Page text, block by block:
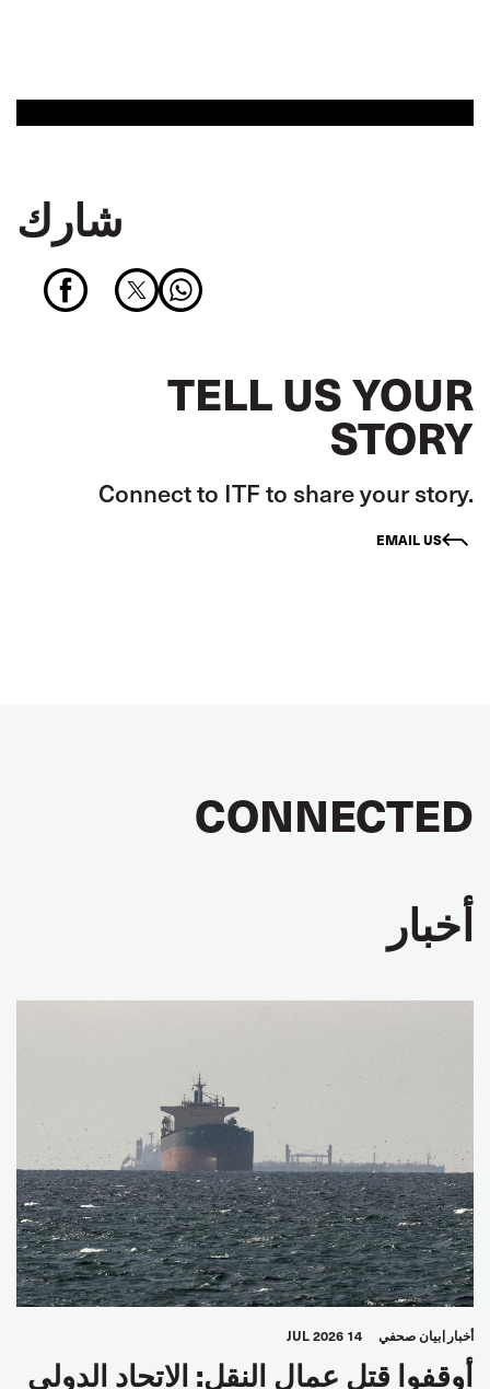
شارك
TELL US YOUR
STORY
Connect to ITF to share your story.
EMAIL US
CONNECTED
أخبار
أخبار بيان صحفي 14 JUL 2026
أوقفوا قتل عمال النقل: الاتحاد الدولي